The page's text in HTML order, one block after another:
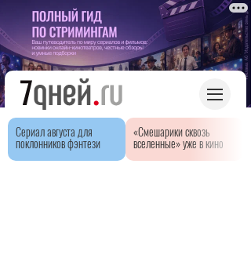
Сериал августа для
поклонников фэнтези
«Смешарики сквозь
вселенные» уже в кино